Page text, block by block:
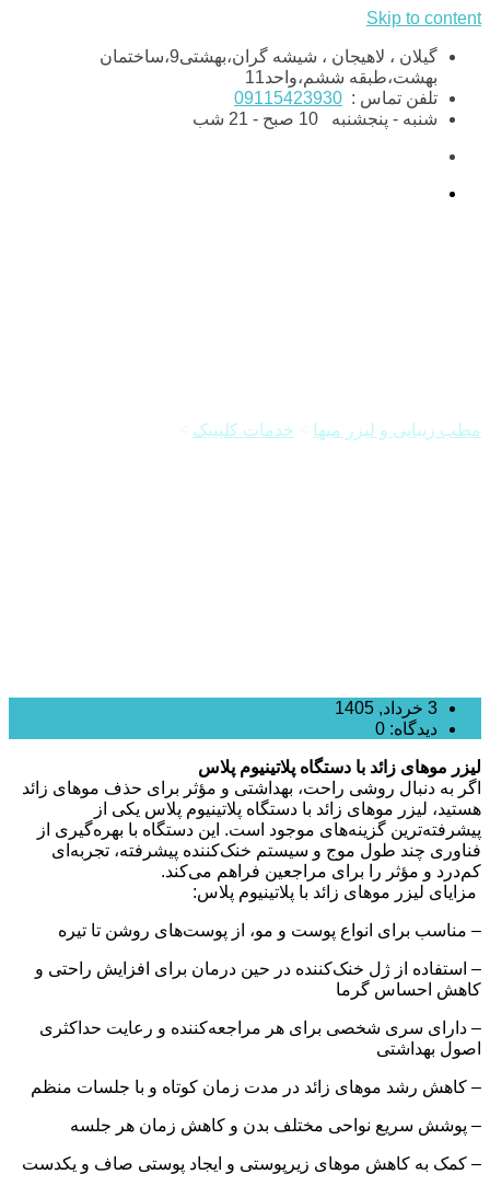
Skip to content
گیلان ، لاهیجان ، شیشه گران،بهشتی9،ساختمان
بهشت،طبقه ششم،واحد11
تلفن تماس : 09115423930
شنبه - پنجشنبه
مطب زیبایی و لیزر میها خدمات کلینیک
3 خرداد, 1405
دیدگاه: 0
لیزر موهای زائد با دستگاه پلاتینیوم پلاس
اگر به دنبال روشی راحت، بهداشتی و مؤثر برای حذف موهای زائد
هستید، لیزر موهای زائد با دستگاه پلاتینیوم پلاس یکی از
پیشرفته‌ترین گزینه‌های موجود است. این دستگاه با بهره‌گیری از
فناوری چند طول موج و سیستم خنک‌کننده پیشرفته، تجربه‌ای
کم‌درد و مؤثر را برای مراجعین فراهم می‌کند.
مزایای لیزر موهای زائد با پلاتینیوم پلاس:
– مناسب برای انواع پوست و مو، از پوست‌های روشن تا تیره
– استفاده از ژل خنک‌کننده در حین درمان برای افزایش راحتی و
کاهش احساس گرما
– دارای سری شخصی برای هر مراجعه‌کننده و رعایت حداکثری
اصول بهداشتی
– کاهش رشد موهای زائد در مدت زمان کوتاه و با جلسات منظم
– پوشش سریع نواحی مختلف بدن و کاهش زمان هر جلسه
– کمک به کاهش موهای زیرپوستی و ایجاد پوستی صاف و یکدست